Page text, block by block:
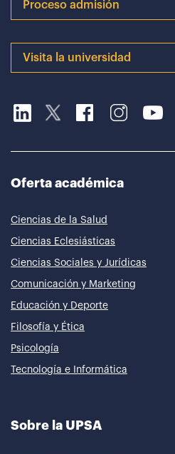
Proceso admisión
Visita la universidad
Oferta académica
Ciencias de la Salud
Ciencias Eclesiásticas
Ciencias Sociales y Jurídicas
Comunicación y Marketing
Educación y Deporte
Filosofía y Ética
Psicología
Tecnología e Informática
Sobre la UPSA